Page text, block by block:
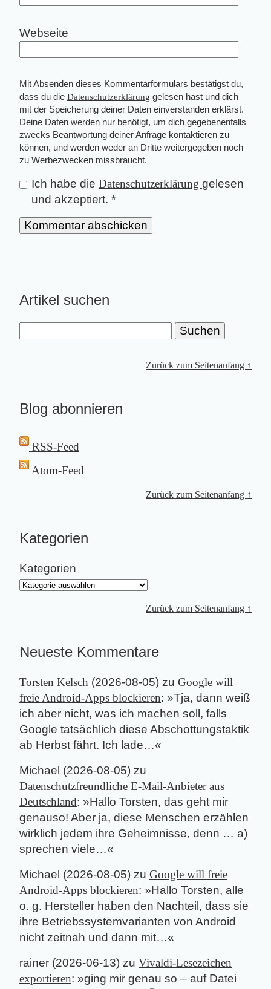
Webseite
Mit Absenden dieses Kommentarformulars bestätigst du,
dass du die Datenschutzerklärung gelesen hast und dich
mit der Speicherung deiner Daten einverstanden erklärst.
Deine Daten werden nur benötigt, um dich gegebenenfalls
zwecks Beantwortung deiner Anfrage kontaktieren zu
können, und werden weder an Dritte weitergegeben noch
zu Werbezwecken missbraucht.
Ich habe die Datenschutzerklärung gelesen
und akzeptiert. *
Artikel suchen
Zurück zum Seitenanfang ↑
Blog abonnieren
RSS-Feed
Atom-Feed
Zurück zum Seitenanfang ↑
Kategorien
Kategorien
Zurück zum Seitenanfang ↑
Neueste Kommentare
Torsten Kelsch (2026-08-05) zu Google will
freie Android-Apps blockieren: »Tja, dann weiß
ich aber nicht, was ich machen soll, falls
Google tatsächlich diese Abschottungstaktik
ab Herbst fährt. Ich lade…«
Michael (2026-08-05) zu
Datenschutzfreundliche E-Mail-Anbieter aus
Deutschland: »Hallo Torsten, das geht mir
genauso! Aber ja, diese Menschen erzählen
wirklich jedem ihre Geheimnisse, denn … a)
sprechen viele…«
Michael (2026-08-05) zu Google will freie
Android-Apps blockieren: »Hallo Torsten, alle
o. g. Hersteller haben den Nachteil, dass sie
ihre Betriebssystemvarianten von Android
nicht zeitnah und dann mit…«
rainer (2026-06-13) zu Vivaldi-Lesezeichen
exportieren: »ging mir genau so – auf Datei